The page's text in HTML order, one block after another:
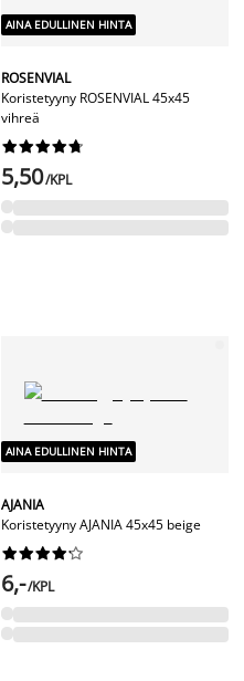
AINA EDULLINEN HINTA
ROSENVIAL
Koristetyyny ROSENVIAL 45x45
vihreä






5,50/KPL
AINA EDULLINEN HINTA
AJANIA
Koristetyyny AJANIA 45x45 beige






6,-/KPL